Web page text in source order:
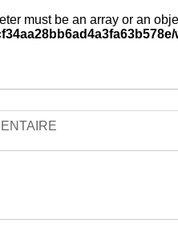
must be an array or an